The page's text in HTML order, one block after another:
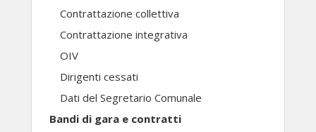
Contrattazione collettiva
Contrattazione integrativa
OIV
Dirigenti cessati
Dati del Segretario Comunale
Bandi di gara e contratti